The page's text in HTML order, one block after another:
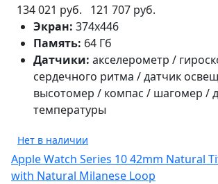
134 021 руб.
121 707 руб.
Экран: 374х446
Память: 64 Гб
Датчики: акселерометр /
сердечного ритма / датчик
высотомер / компас / шагомер /
температуры
Нет в наличии
Apple Watch Series 10 42mm Natural
with Natural Milanese Loop